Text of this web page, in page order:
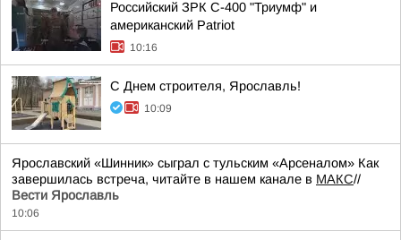
Российский ЗРК С-400 "Триумф" и
американский Patriot
10:16
С Днем строителя, Ярославль!
10:09
Ярославский «Шинник» сыграл с тульским «Арсеналом» Как
завершилась встреча, читайте в нашем канале в МАКС//
Вести Ярославль
10:06